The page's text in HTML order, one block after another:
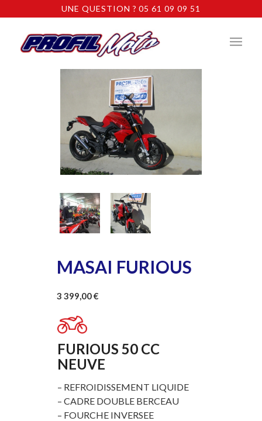
UNE QUESTION ? 05 61 09 09 51
MASAI FURIOUS
3 399,00€
FURIOUS 50 CC
NEUVE
– REFROIDISSEMENT LIQUIDE
– CADRE DOUBLE BERCEAU
– FOURCHE INVERSEE